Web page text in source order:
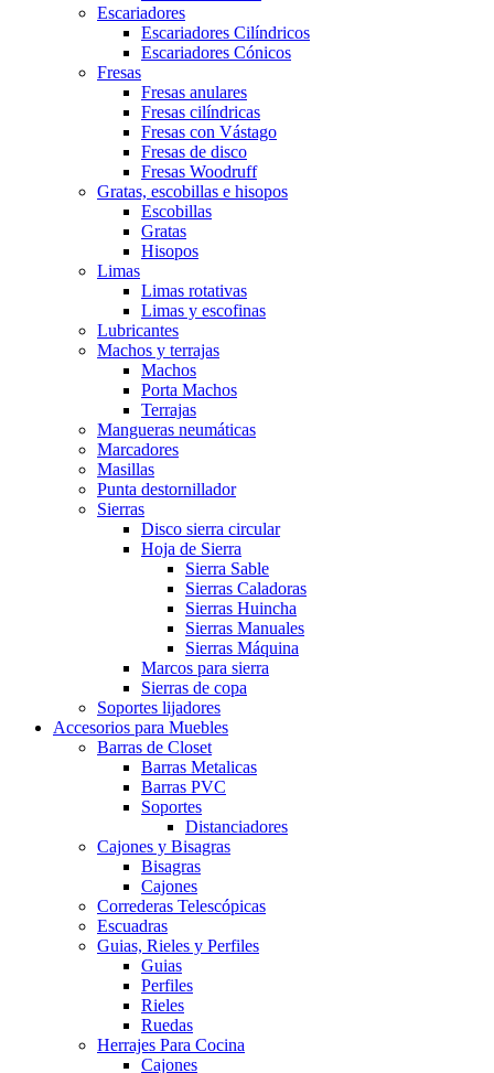
Escariadores
Escariadores Cilíndricos
Escariadores Cónicos
Fresas
Fresas anulares
Fresas cilíndricas
Fresas con Vástago
Fresas de disco
Fresas Woodruff
Gratas, escobillas e hisopos
Escobillas
Gratas
Hisopos
Limas
Limas rotativas
Limas y escofinas
Lubricantes
Machos y terrajas
Machos
Porta Machos
Terrajas
Mangueras neumáticas
Marcadores
Masillas
Punta destornillador
Sierras
Disco sierra circular
Hoja de Sierra
Sierra Sable
Sierras Caladoras
Sierras Huincha
Sierras Manuales
Sierras Máquina
Marcos para sierra
Sierras de copa
Soportes lijadores
Accesorios para Muebles
Barras de Closet
Barras Metalicas
Barras PVC
Soportes
Distanciadores
Cajones y Bisagras
Bisagras
Cajones
Correderas Telescópicas
Escuadras
Guias, Rieles y Perfiles
Guias
Perfiles
Rieles
Ruedas
Herrajes Para Cocina
Cajones